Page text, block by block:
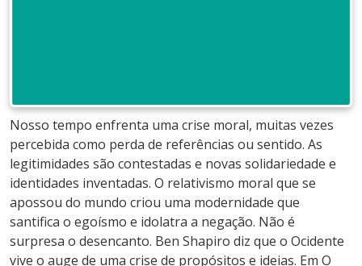
Nosso tempo enfrenta uma crise moral, muitas vezes
percebida como perda de referências ou sentido. As
legitimidades são contestadas e novas solidariedade e
identidades inventadas. O relativismo moral que se
apossou do mundo criou uma modernidade que
santifica o egoísmo e idolatra a negação. Não é
surpresa o desencanto. Ben Shapiro diz que o Ocidente
vive o auge de uma crise de propósitos e ideias. Em O